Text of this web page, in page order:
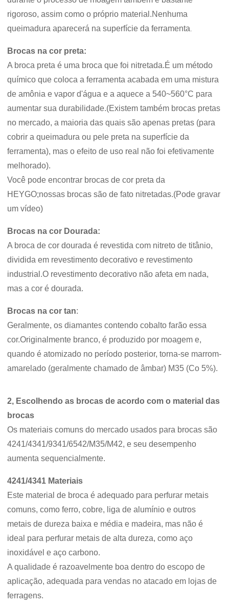
rigoroso, assim como o próprio material.Nenhuma
queimadura aparecerá na superfície da ferramenta.
Brocas na cor preta:
A broca preta é uma broca que foi nitretada.É um método
químico que coloca a ferramenta acabada em uma mistura
de amônia e vapor d'água e a aquece a 540~560°C para
aumentar sua durabilidade.(Existem também brocas pretas
no mercado, a maioria das quais são apenas pretas (para
cobrir a queimadura ou pele preta na superfície da
ferramenta), mas o efeito de uso real não foi efetivamente
melhorado).
Você pode encontrar brocas de cor preta da
HEYGO;nossas brocas são de fato nitretadas.(Pode gravar
um vídeo)
Brocas na cor Dourada:
A broca de cor dourada é revestida com nitreto de titânio,
dividida em revestimento decorativo e revestimento
industrial.O revestimento decorativo não afeta em nada,
mas a cor é dourada.
Brocas na cor tan:
Geralmente, os diamantes contendo cobalto farão essa
cor.Originalmente branco, é produzido por moagem e,
quando é atomizado no período posterior, torna-se marrom-
amarelado (geralmente chamado de âmbar) M35 (Co 5%).
2, Escolhendo as brocas de acordo com o material das
brocas
Os materiais comuns do mercado usados ​​para brocas são
4241/4341/9341/6542/M35/M42, e seu desempenho
aumenta sequencialmente.
4241/4341 Materiais
Este material de broca é adequado para perfurar metais
comuns, como ferro, cobre, liga de alumínio e outros
metais de dureza baixa e média e madeira, mas não é
ideal para perfurar metais de alta dureza, como aço
inoxidável e aço carbono.
A qualidade é razoavelmente boa dentro do escopo de
aplicação, adequada para vendas no atacado em lojas de
ferragens.